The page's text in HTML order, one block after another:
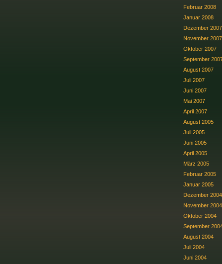
Februar 2008
Januar 2008
Dezember 2007
November 2007
Oktober 2007
September
August 2007
Juli 2007
Juni 2007
Mai 2007
April 2007
August 2005
Juli 2005
Juni 2005
April 2005
März 2005
Februar 2005
Januar 2005
Dezember 2004
November 2004
Oktober 2004
September
August 2004
Juli 2004
Juni 2004